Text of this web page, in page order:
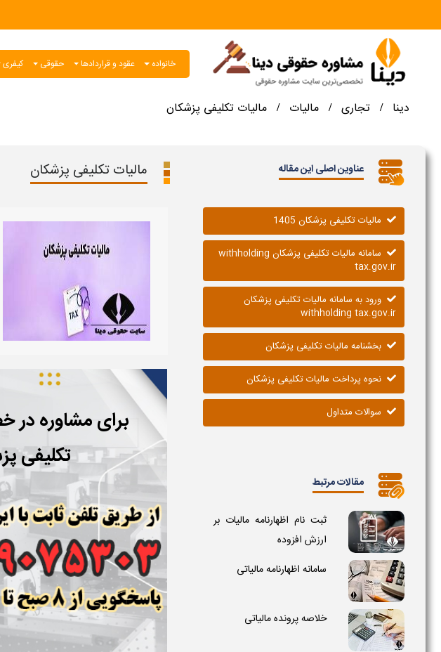
خانواده عقود و قراردادها حقوقی کیفری
دینا / تجاری / مالیات / مالیات تکلیفی پزشکان
مالیات تکلیفی پزشکان
برای مشاوره
تکلیفی
عناوین اصلی این مقاله
مالیات تکلیفی پزشکان 1405
سامانه مالیات تکلیفی پزشکان withholding
tax.gov.ir
ورود به سامانه مالیات تکلیفی پزشکان
withholding tax.gov.ir
بخشنامه مالیات تکلیفی پزشکان
نحوه پرداخت مالیات تکلیفی پزشکان
سوالات متداول
مقالات مرتبط
ثبت نام اظهارنامه مالیات بر
ارزش افزوده
سامانه اظهارنامه مالیاتی
خلاصه پرونده مالیاتی